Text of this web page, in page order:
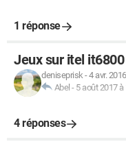
1 réponse
Jeux sur itel it6800
deniseprisk-4 avr.
Abel - 5 août 2017 à
4 réponses